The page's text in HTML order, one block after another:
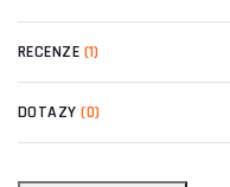
RECENZE (1)
DOTAZY(0)